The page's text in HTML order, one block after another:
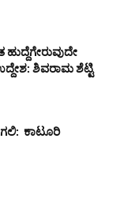
ಶಿವರಾಮ ಶೆಟ್ಟಿ
ಕಾಟೂರಿ